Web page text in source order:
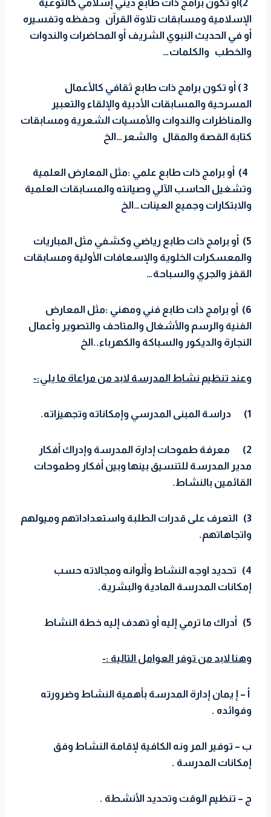
2)أو تكون برامج ذات طابع ديني إسلامي كالتوعية
الإسلامية ومسابقات تلاوة القرآن وحفظه وتفسيره
أو في الحديث النبوي الشريف أو المحاضرات والندوات
والخطب والكلمات…
3 ) أو تكون برامج ذات طابع ثقافي كالأعمال
المسرحية والمسابقات الأدبية والإلقاء والتعبير
والمناظرات والندوات والأمسيات الشعرية ومسابقات
كتابة القصة والمقال والشعر…الخ
4) أو برامج ذات طابع علمي :مثل المعارض العلمية
وتشغيل الحاسب الآلي وصيانته والمسابقات العلمية
والابتكارات وجميع العينات…الخ
5) أو برامج ذات طابع رياضي وكشفي مثل المباريات
والمعسكرات الخلوية والإسعافات الأولية ومسابقات
القفز والجري والسباحة…
6) أو برامج ذات طابع فني ومهني :مثل المعارض
الفنية والرسم والأشغال والمتاحف والتصوير وأعمال
النجارة والديكور والسباكة والكهرباء..الخ
وعند تنظيم نشاط المدرسة لابد من مراعاة ما يلي:-
1) دراسة المبنى المدرسي وإمكاناته وتجهيزاته.
2)
معرفة طموحات إدارة المدرسة وإدراك أفكار
مدير المدرسة للتنسيق بينها وبين أفكار وطموحات
القائمين بالنشاط.
3) التعرف على قدرات الطلبة واستعداداتهم وميولهم
واتجاهاتهم.
4) تحديد اوجه النشاط وألوانه ومجالاته حسب
إمكانات المدرسة المادية والبشرية.
5) أدراك ما ترمي إليه أو تهدف إليه خطة النشاط
وهنا لابد من توفر العوامل التالية :-
أ – إ يمان إدارة المدرسة بأهمية النشاط وضرورته
وفوائده .
ب – توفير المر ونه الكافية لإقامة النشاط وفق
إمكانات المدرسة .
ج – تنظيم الوقت وتحديد الأنشطة .